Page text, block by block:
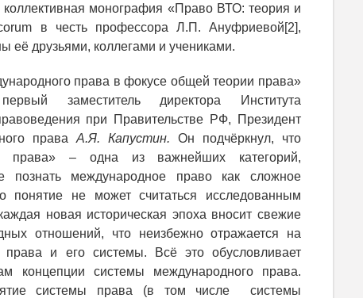
коллективная монография «Право ВТО: теория и
в честь профессора Л.П. Ануфриевой[2],
её друзьями, коллегами и учениками.
права в фокусе общей теории права»
заместитель директора Института
при Правительстве РФ, Президент
права А.Я. Капустин. Он подчёркнул, что
права» – одна из важнейших категорий,
познать международное право как сложное
не может считаться исследованным
новая историческая эпоха вносит свежие
отношений, что неизбежно отражается на
права и его системы. Всё это обусловливает
концепции системы международного права.
системы права (в том числе
системы